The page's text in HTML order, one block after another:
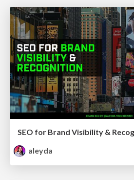
SEO for Brand Visibility &
aleyda